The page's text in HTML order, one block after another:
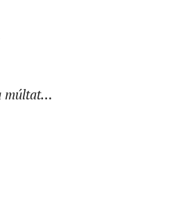
múltat…